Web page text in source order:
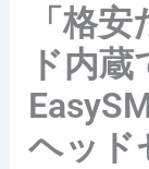
「格
ド内蔵
ヘッド